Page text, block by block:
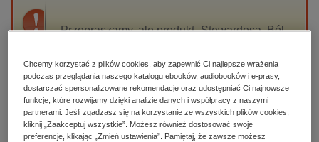
darmowe wydania
edukacja
hobby, sport, rozrywka
komputery, internet, technologie, informatyka
Przepraszamy, ale produkt „Stewardesa. Ból
High-contrast mode
Polecane
Chcemy korzystać z plików cookies, aby zapewnić Ci najlepsze wrażenia
podczas przeglądania naszego katalogu ebooków, audiobooków i e-prasy,
dostarczać spersonalizowane rekomendacje oraz udostępniać Ci najnowsze
funkcje, które rozwijamy dzięki analizie danych i współpracy z naszymi
partnerami. Jeśli zgadzasz się na korzystanie ze wszystkich plików cookies,
kliknij „Zaakceptuj wszystkie”. Możesz również dostosować swoje
preferencje, klikając „Zmień ustawienia”. Pamiętaj, że zawsze możesz